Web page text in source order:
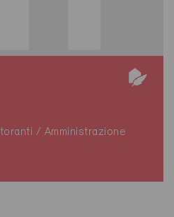
/ Amministrazione